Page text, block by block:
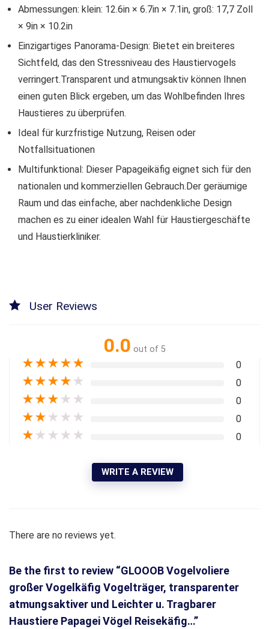
Abmessungen: klein: 12.6in × 6.7in × 7.1in, groß: 17,7 Zoll
× 9in × 10.2in
Einzigartiges Panorama-Design: Bietet ein breiteres
Sichtfeld, das den Stressniveau des Haustiervogels
verringert.Transparent und atmungsaktiv können Ihnen
einen guten Blick ergeben, um das Wohlbefinden Ihres
Haustieres zu überprüfen.
Ideal für kurzfristige Nutzung, Reisen oder
Notfallsituationen
Multifunktional: Dieser Papageikäfig eignet sich für den
nationalen und kommerziellen Gebrauch.Der geräumige
Raum und das einfache, aber nachdenkliche Design
machen es zu einer idealen Wahl für Haustiergeschäfte
und Haustierkliniker.
User Reviews
0.0 out of 5
★★★★★ 0
★★★★ ★ 0
★★★ ★ ★ 0
★★ ★ ★ ★ 0
★ ★ ★ ★ ★ 0
WRITE A REVIEW
There are no reviews yet.
Be the first to review “GLOOOB Vogelvoliere
großer Vogelkäfig Vogelträger, transparenter
atmungsaktiver und Leichter u. Tragbarer
Haustiere Papagei Vögel Reisekäfig…”